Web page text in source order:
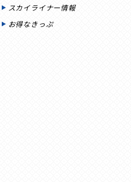
スカイライナー情報
お得なきっぷ